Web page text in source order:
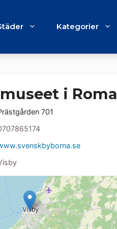
Kategorier
i Roma
701